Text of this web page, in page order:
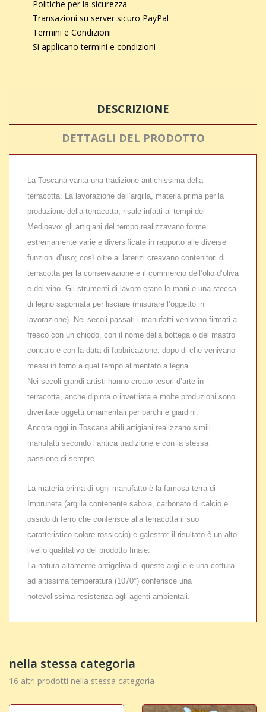
Politiche per la sicurezza
Transazioni su server sicuro PayPal
Termini e Condizioni
Si applicano termini e condizioni
DESCRIZIONE
DETTAGLI DEL PRODOTTO
La Toscana vanta una tradizione antichissima della
terracotta. La lavorazione dell’argilla, materia prima per la
produzione della terracotta, risale infatti ai tempi del
Medioevo: gli artigiani del tempo realizzavano forme
estremamente varie e diversificate in rapporto alle diverse
funzioni d’uso; così oltre ai laterizi creavano contenitori di
terracotta per la conservazione e il commercio dell’olio d’oliva
e del vino. Gli strumenti di lavoro erano le mani e una stecca
di legno sagomata per lisciare (misurare l’oggetto in
lavorazione). Nei secoli passati i manufatti venivano firmati a
fresco con un chiodo, con il nome della bottega o del mastro
concaio e con la data di fabbricazione, dopo di che venivano
messi in forno a quel tempo alimentato a legna.
Nei secoli grandi artisti hanno creato tesori d’arte in
terracotta, anche dipinta o invetriata e molte produzioni sono
diventate oggetti ornamentali per parchi e giardini.
Ancora oggi in Toscana abili artigiani realizzano simili
manufatti secondo l’antica tradizione e con la stessa
passione di sempre.
La materia prima di ogni manufatto è la famosa terra di
Impruneta (argilla contenente sabbia, carbonato di calcio e
ossido di ferro che conferisce alla terracotta il suo
caratteristico colore rossiccio) e galestro: il risultato è un alto
livello qualitativo del prodotto finale.
La natura altamente antigeliva di queste argille e una cottura
ad altissima temperatura (1070°) conferisce una
notevolissima resistenza agli agenti ambientali.
nella stessa categoria
16 altri prodotti nella stessa categoria